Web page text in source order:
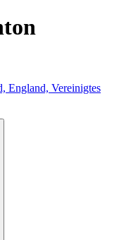
England, Vereinigtes